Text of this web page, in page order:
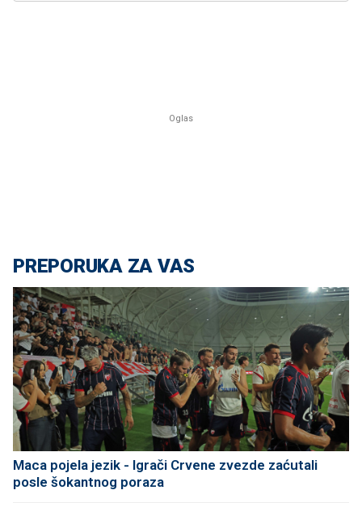
PREPORUKA ZA VAS
Maca pojela jezik - Igrači Crvene zvezde zaćutali
posle šokantnog poraza